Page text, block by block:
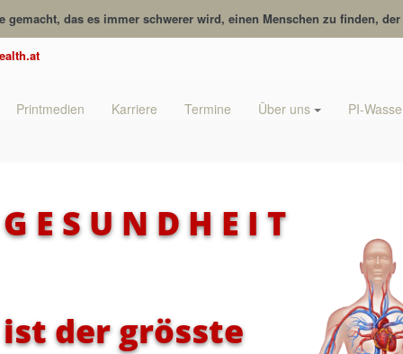
das es immer schwerer wird, einen Menschen zu finden,
Printmedien Karriere Termine Über uns PI-
G E S U N D H E I T
ist der grösste